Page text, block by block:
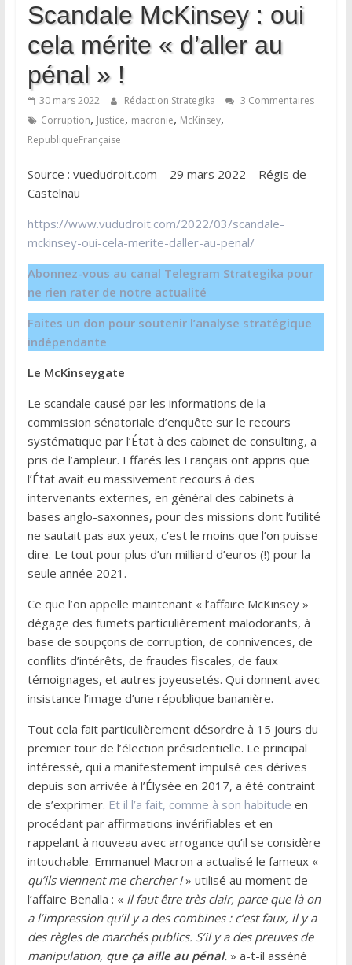
Scandale McKinsey : oui
cela mérite « d’aller au
pénal » !
30 mars 2022 Rédaction Strategika
3 Commentaires
Corruption, Justice, macronie, McKinsey,
RepubliqueFrançaise
Source : vuedudroit.com – 29 mars 2022 – Régis de
Castelnau
https://www.vududroit.com/2022/03/scandale-
mckinsey-oui-cela-merite-daller-au-penal/
Abonnez-vous au canal Telegram Strategika pour
ne rien rater de notre actualité
Faites un don pour soutenir l’analyse stratégique
indépendante
Le McKinseygate
Le scandale causé par les informations de la
commission sénatoriale d’enquête sur le recours
systématique par l’État à des cabinet de consulting, a
pris de l’ampleur. Effarés les Français ont appris que
l’État avait eu massivement recours à des
intervenants externes, en général des cabinets à
bases anglo-saxonnes, pour des missions dont l’utilité
ne sautait pas aux yeux, c’est le moins que l’on puisse
dire. Le tout pour plus d’un milliard d’euros (!) pour la
seule année 2021.
Ce que l’on appelle maintenant « l’affaire McKinsey »
dégage des fumets particulièrement malodorants, à
base de soupçons de corruption, de connivences, de
conflits d’intérêts, de fraudes fiscales, de faux
témoignages, et autres joyeusetés. Qui donnent avec
insistance l’image d’une république bananière.
Tout cela fait particulièrement désordre à 15 jours du
premier tour de l’élection présidentielle. Le principal
intéressé, qui a manifestement impulsé ces dérives
depuis son arrivée à l’Élysée en 2017, a été contraint
de s’exprimer. Et il l’a fait, comme à son habitude en
procédant par affirmations invérifiables et en
rappelant à nouveau avec arrogance qu’il se considère
intouchable. Emmanuel Macron a actualisé le fameux «
qu’ils viennent me chercher !» utilisé au moment de
l’affaire Benalla : « Il faut être très clair, parce que là on
a l’impression qu’il y a des combines : c’est faux, il y a
des règles de marchés publics. S’il y a des preuves de
manipulation, que ça aille au pénal.» a-t-il asséné